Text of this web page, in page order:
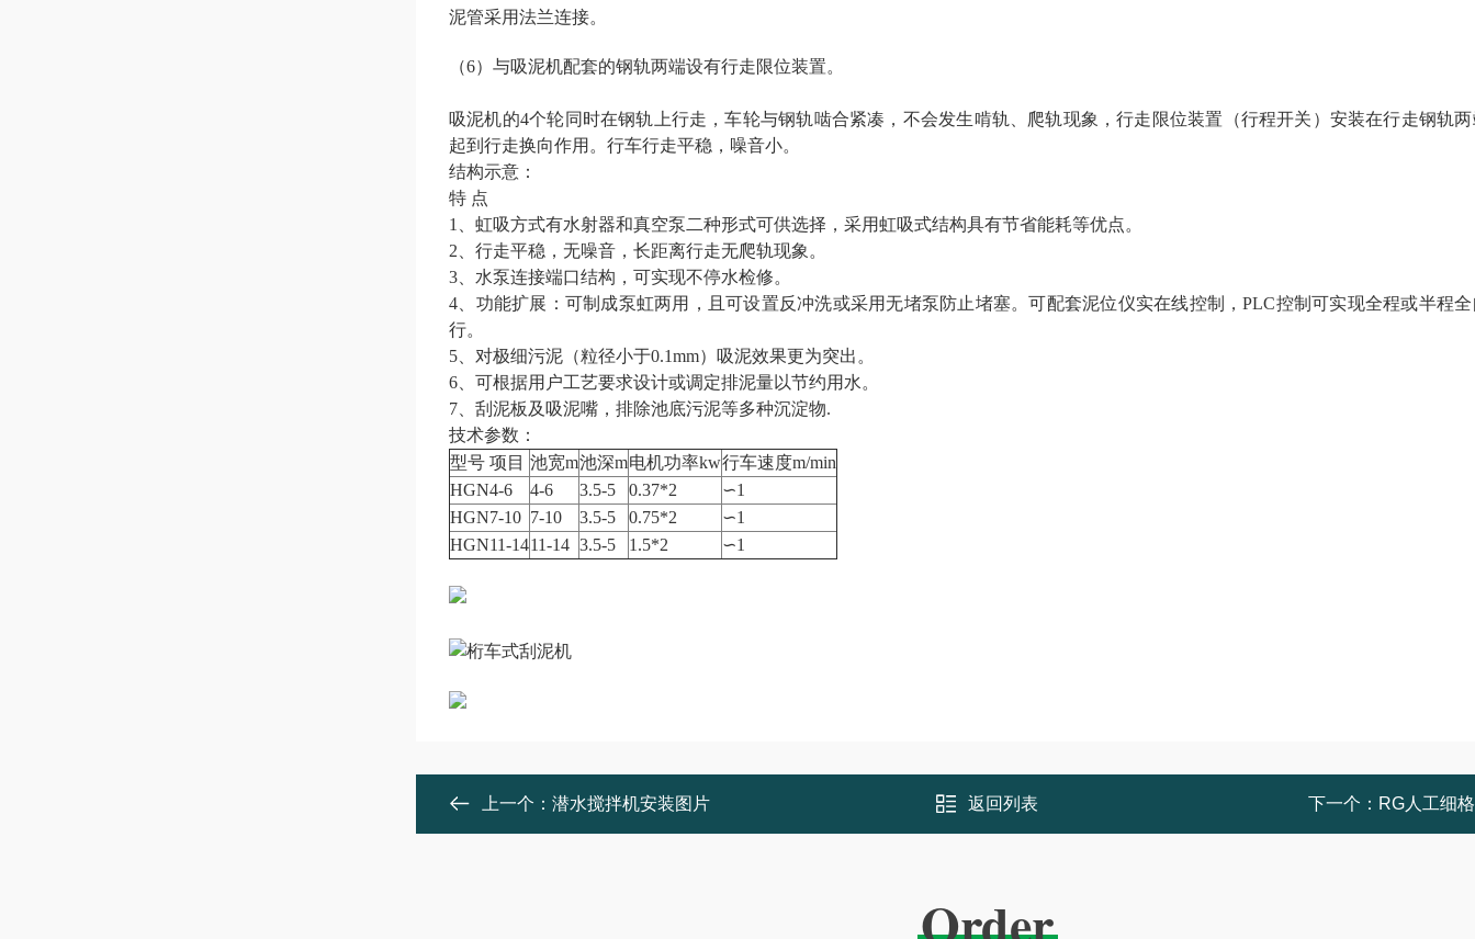
泥管采用法兰连接。
（6）与吸泥机配套的钢轨两端设有行走限位装置。
吸泥机的4个轮同时在钢轨上行走，车轮与钢轨啮合紧凑，不会发生啃轨、爬轨现象，行走限位装置（行程开关）安装在行走钢轨
起到行走换向作用。行车行走平稳，噪音小。
结构示意：
特 点
1、虹吸方式有水射器和真空泵二种形式可供选择，采用虹吸式结构具有节省能耗等优点。
2、行走平稳，无噪音，长距离行走无爬轨现象。
3、水泵连接端口结构，可实现不停水检修。
4、功能扩展：可制成泵虹两用，且可设置反冲洗或采用无堵泵防止堵塞。可配套泥位仪实在线控制，PLC控制可实现全程或半程
行。
5、对极细污泥（粒径小于0.1mm）吸泥效果更为突出。
6、可根据用户工艺要求设计或调定排泥量以节约用水。
7、刮泥板及吸泥嘴，排除池底污泥等多种沉淀物.
技术参数：
型号 项目 池宽m池深m电机功率kw行车速度m/min
HGN4-6
4-6 3.5-5 0.37*2
∽1
HGN7-10 7-10 3.5-5 0.75*2
∽1
HGN11-1411-14 3.5-5 1.5*2 ∽1
上一个： 潜水搅拌机安装图片 返回列表 下一个： RG人工细
Order